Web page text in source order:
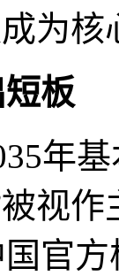
为核
板
基
视
官